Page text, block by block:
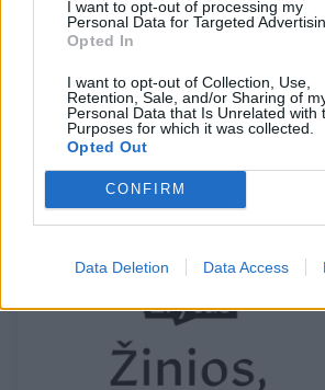
I want to opt-out of processing my
Personal Data for Targeted
Opted In
I want to opt-out of Collection, Use,
Retention, Sale, and/or Sharing of
Personal Data that Is Unrelated with
Purposes for which it was collected.
Opted Out
CONFIRM
Data Deletion Data Access
Pasvaliečių svajonių namas
Lietuvos istoriją
Būstas